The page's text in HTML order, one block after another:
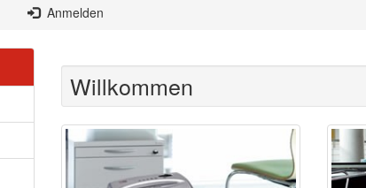
Anmelden
Willkommen